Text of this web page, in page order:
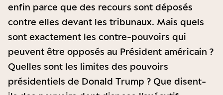
enfin parce que des recours sont déposés
contre elles devant les tribunaux. Mais quels
sont exactement les contre-pouvoirs qui
peuvent être opposés au Président américain ?
Quelles sont les limites des pouvoirs
présidentiels de Donald Trump ? Que disent-